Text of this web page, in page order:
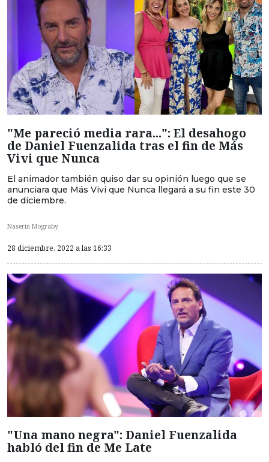
"Me pareció media rara...": El desahogo
de Daniel Fuenzalida tras el fin de Más
Vivi que Nunca
El animador también quiso dar su opinión luego que se
anunciara que Más Vivi que Nunca llegará a su fin este 30
de diciembre.
Naserin Mograby
28 diciembre, 2022 a las 16:33
"Una mano negra": Daniel Fuenzalida
habló del fin de Me Late